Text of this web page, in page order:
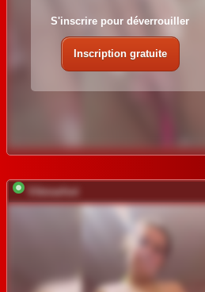
S'inscrire pour déverrouiller
Inscription gratuite
Vikmarhot